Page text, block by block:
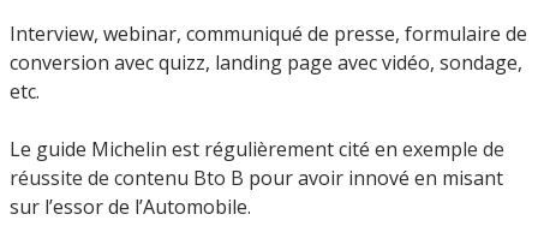
Interview, webinar, communiqué de presse, formulaire de
conversion avec quizz, landing page avec vidéo, sondage,
etc.
Le guide Michelin est régulièrement cité en exemple de
réussite de contenu Bto B pour avoir innové en misant
sur l’essor de l’Automobile.